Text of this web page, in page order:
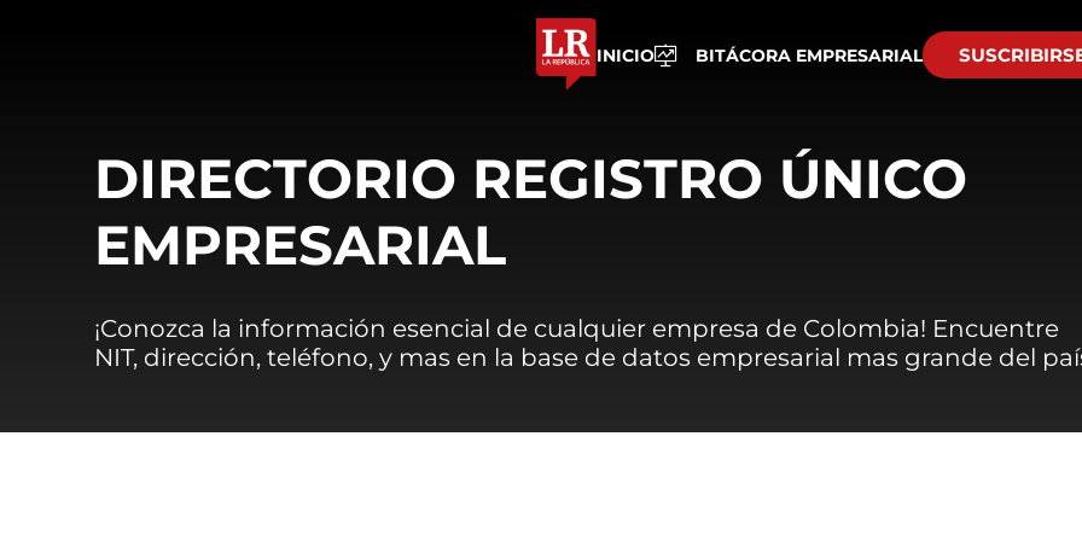
INICIO BITÁCORA EMPRESARIAL
DIRECTORIO REGISTRO ÚNICO
EMPRESARIAL
¡Conozca la información esencial de cualquier empresa de Colombia! Encuentre
NIT, dirección, teléfono, y mas en la base de datos empresarial mas grande del